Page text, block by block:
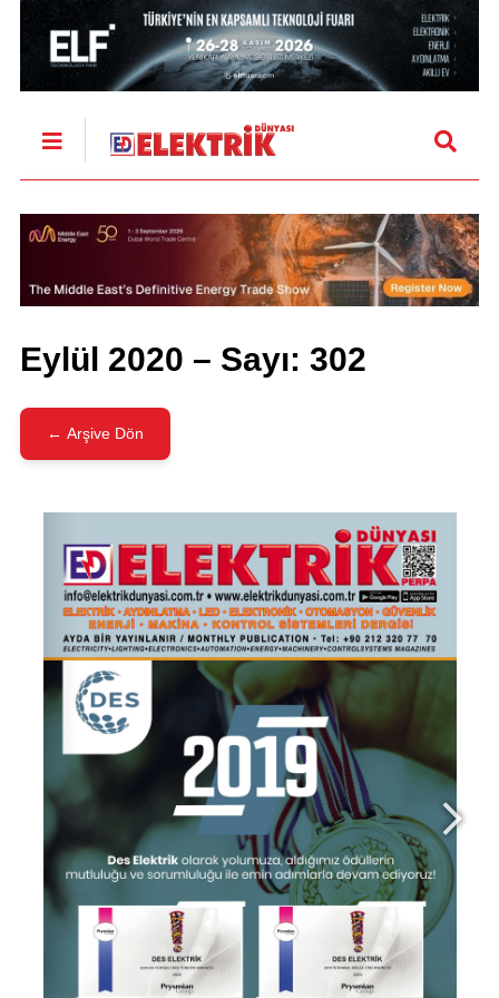
Eylül 2020 – Sayı: 302
← Arşive Dön